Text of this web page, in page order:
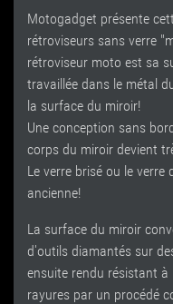
Motogadget présente
rétroviseurs sans verre
rétroviseur moto est sa
travaillée dans le métal
la surface du miroir!
Une conception sans
corps du miroir devient
Le verre brisé ou le
ancienne!
La surface du miroir
d'outils diamantés sur
ensuite rendu résistant
rayures par un procédé